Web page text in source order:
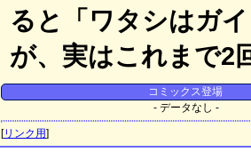
ると「ワタシはガ
が、実はこれまで2
コミックス登場
- データなし -
[リンク用]